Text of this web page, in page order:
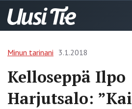
Minun tarinani 3.1.2018
Kelloseppä Ilpo
Harjutsalo: